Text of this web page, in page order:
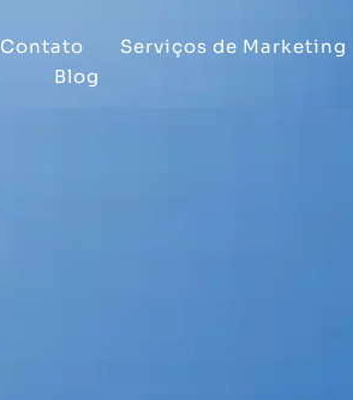
Contato
Serviços de Marketing
Blog